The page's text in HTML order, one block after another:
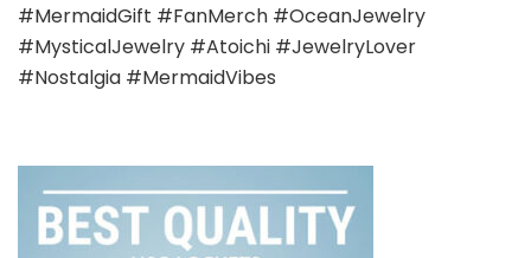
#MermaidGift #FanMerch #OceanJewelry
#MysticalJewelry #Atoichi #JewelryLover
#Nostalgia #MermaidVibes